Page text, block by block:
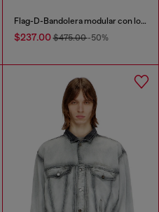
Flag-D-Bandolera modular con logo en relieve y lavado oscuro
$237.00$475.00-50%